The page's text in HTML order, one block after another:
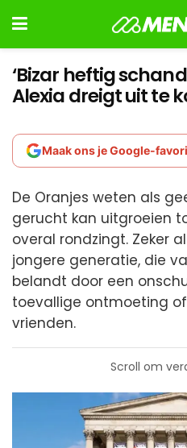
‘Bizar heftig
Alexia dreigt uit te
Maak ons je Google-
De Oranjes weten als
gerucht kan uitgroeien
overal rondzingt. Zeker
jongere generatie, die
belandt door een
toevallige ontmoeting
vrienden.
Scroll om